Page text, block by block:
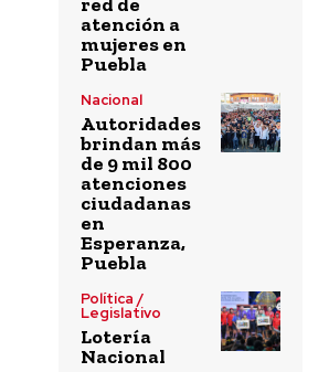
atención a
mujeres en
Puebla
Nacional
Autoridades
brindan más
de 9 mil 800
atenciones
ciudadanas
en
Esperanza,
Puebla
Política /
Legislativo
Lotería
Nacional